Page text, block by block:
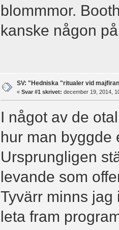
blommmor.
kanske någon
SV: "Hedniska "ritualer vid
« Svar #1 skrivet: december 19, 2014,
I något av de
hur man byggde
Ursprungligen
levande som
Tyvärr minns
leta fram